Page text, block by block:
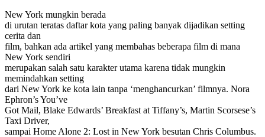
New York mungkin berada
di urutan teratas daftar kota yang paling banyak dijadikan setting
cerita dan
film, bahkan ada artikel yang membahas beberapa film di mana
New York sendiri
merupakan salah satu karakter utama karena tidak mungkin
memindahkan setting
dari New York ke kota lain tanpa ‘menghancurkan’ filmnya. Nora
Ephron’s You’ve
Got Mail, Blake Edwards’ Breakfast at Tiffany’s, Martin Scorsese’s
Taxi Driver,
sampai Home Alone 2: Lost in New York besutan Chris Columbus.